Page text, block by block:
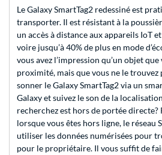
Le Galaxy SmartTag2 redessiné est
transporter. Il est résistant à la
un accès à distance aux appareils IoT
voire jusqu’à 40% de plus en mode
vous avez l’impression qu’un objet
proximité, mais que vous ne le trouvez
sonner le Galaxy SmartTag2 via un
Galaxy et suivez le son de la
recherchez est hors de portée directe?
lorsque vous êtes hors ligne, le réseau
utiliser les données numérisées pour
pour le propriétaire. Il vous suffit de